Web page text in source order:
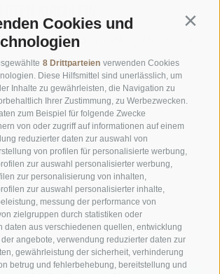
Cookies und
8 Drittparteien verwenden Cookies
Diese Hilfsmittel sind unerlässlich, um
Inhalte zu gewährleisten, die Navigation zu
Ihrer Zustimmung, zu Werbezwecken.
zum Beispiel für folgende Zwecke
von oder zugriff auf informationen auf einem
reduzierter daten zur auswahl von
von profilen für personalisierte werbung,
zur auswahl personalisierter werbung,
zur personalisierung von inhalten,
zur auswahl personalisierter inhalte,
messung der performance von
zielgruppen durch statistiken oder
daten aus verschiedenen quellen, entwicklung
angebote, verwendung reduzierter daten zur
gewährleistung der sicherheit, verhinderung
betrug und fehlerbehebung, bereitstellung und
Kirchlein
auf dem Weg Nr. 6 zum
Marterle und dann immer
folgen bis zur
"Toten". Von dort ...